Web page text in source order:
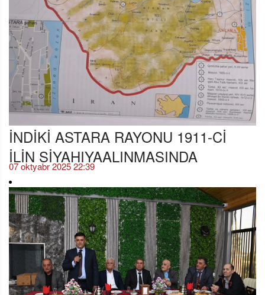
İNDİKİ ASTARA RAYONU 1911-Cİ
İLİN SİYAHIYAALINMASINDA
07 oktyabr 2025 22:39